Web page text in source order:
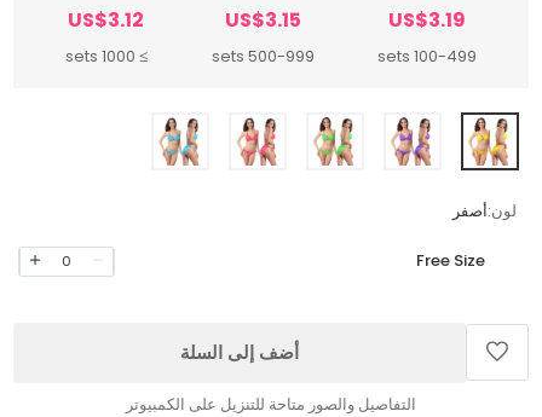
US$3.19
100-499 sets
US$3.15
500-999 sets
US$3.12
≥ 1000 sets
لون:أصفر
Free Size
0
أضف إلى السلة
التفاصيل والصور متاحة للتنزيل على الكمبيوتر